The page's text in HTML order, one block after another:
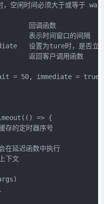
，空闲时间必须大于或等于
回调函数
表示时间窗口的间隔
设置为ture时，是否立即
返回客户调用函数
= 50, immediate =
=> {
存的定时器序号
在延迟函数中执行
下文